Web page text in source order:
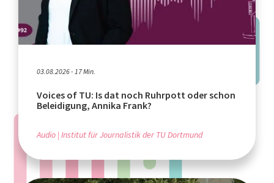
03.08.2026 - 17 Min.
Voices of TU: Is dat noch Ruhrpott oder schon
Beleidigung, Annika Frank?
Audio Institut für Journalistik der TU Dortmund